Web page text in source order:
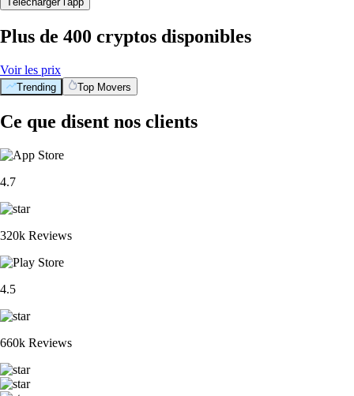
Plus de 400 cryptos disponibles
Voir les prix
Trending Top Movers
Ce que disent nos clients
4.7
320k Reviews
4.5
660k Reviews